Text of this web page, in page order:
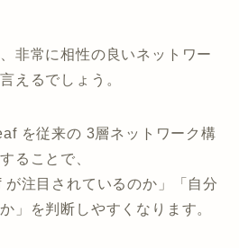
非常に相性の良いネットワー
えるでしょう。
を従来の 3層ネットワーク構
ることで、
が注目されているのか」「自分
」を判断しやすくなります。